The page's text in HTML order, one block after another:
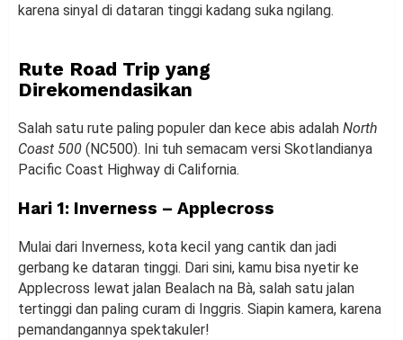
karena sinyal di dataran tinggi kadang suka ngilang.
Rute Road Trip yang
Direkomendasikan
Salah satu rute paling populer dan kece abis adalah North
Coast 500 (NC500). Ini tuh semacam versi Skotlandianya
Pacific Coast Highway di California.
Hari 1: Inverness – Applecross
Mulai dari Inverness, kota kecil yang cantik dan jadi
gerbang ke dataran tinggi. Dari sini, kamu bisa nyetir ke
Applecross lewat jalan Bealach na Bà, salah satu jalan
tertinggi dan paling curam di Inggris. Siapin kamera, karena
pemandangannya spektakuler!